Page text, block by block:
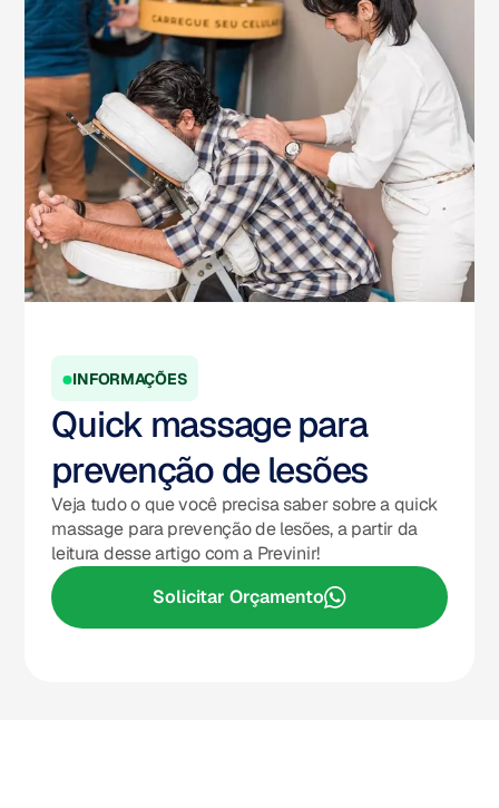
INFORMAÇÕES
Quick massage para
prevenção de lesões
Veja tudo o que você precisa saber sobre a quick
massage para prevenção de lesões, a partir da
leitura desse artigo com a Previnir!
Solicitar Orçamento